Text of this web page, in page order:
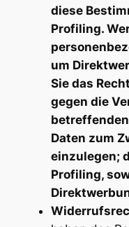
diese
Profiling.
um
Sie das
gegen die
Daten zum
einzulegen;
Profiling,